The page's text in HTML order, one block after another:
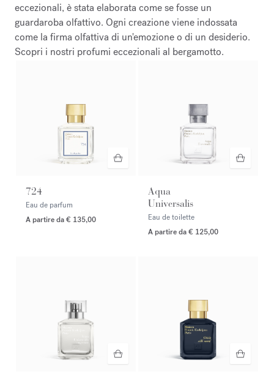
eccezionali, è stata elaborata come se fosse un
guardaroba olfattivo. Ogni creazione viene indossata
come la firma olfattiva di un'emozione o di un desiderio.
Scopri i nostri profumi eccezionali al bergamotto.
724
Eau de parfum
A partire da€ 135,00
Aqua
Universalis
Eau de toilette
A partire da€ 125,00